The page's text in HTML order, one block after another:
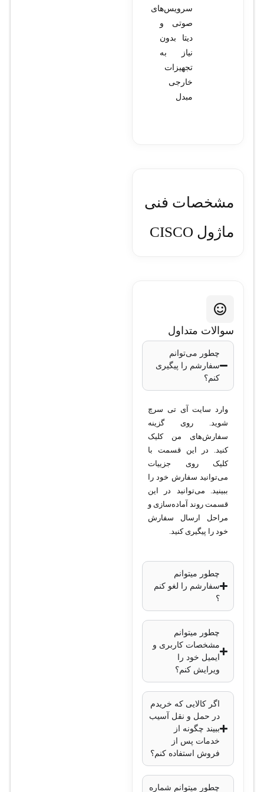
سرویس‌های
صوتی و
دیتا بدون
نیاز به
تجهیزات
خارجی
مبدل
مشخصات فنی
ماژول CISCO
E1/T1
• نوع ماژول: Voice/WAN
Interface Card (نسخه دوم)
• تعداد پورت: ۲ پورت
چندمنظوره (multi-format)
• فرمت‌های پشتیبانی شده:
E1 و T1
• فریمینگ: برای E1: G.703
ESF, D4 و CAS / PRI
• سیگنالینگ صوتی: E1:
CAS, PRI (ISDN PRI)؛
T1: CAS, PRI
سیگنال: دارای تنظیمات
کلاک و مرجع خارجی
• رابط اتصال: اسلات
VWIC2 در روترهای
سیسکو
• مصرف برق: پایین،
متناسب با طراحی ماژول
عملیاتی متداول (مثلاً ۰ تا
• پشتیبانی نرم‌افزاری:
نسخه IOS که ماژول
VWIC2 را پشتیبانی کند
• کاربرد عملی: استفاده در
سوالات متداول
چطور می‌توانم
سفارشم را پیگیری
کنم؟
وارد سایت آی تی سرچ
شوید. روی گزینه
سفارش‌های من کلیک
کنید. در این قسمت با
کلیک روی جزییات
می‌توانید سفارش خود را
ببینید. می‌توانید در این
قسمت روند آماده‌سازی و
مراحل ارسال سفارش
خود را پیگیری کنید.
چطور میتوانم
سفارشم را لغو کنم
؟
چطور میتوانم
مشخصات کاربری و
ایمیل خود را
ویرایش کنم؟
اگر کالایی که خریدم
در حمل و نقل آسیب
ببیند چگونه از
خدمات پس از
فروش استفاده کنم؟
چطور میتوانم شماره